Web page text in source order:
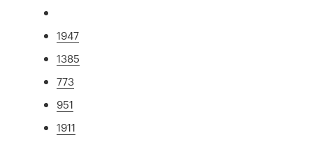
1947
1385
773
951
1911